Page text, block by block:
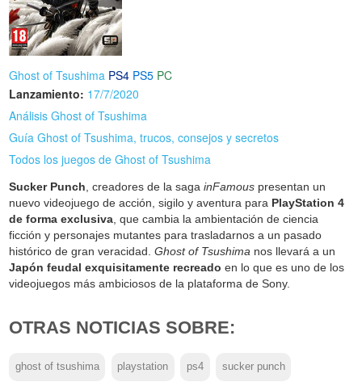
Ghost of Tsushima PS4 PS5 PC
Lanzamiento: 17/7/2020
Análisis Ghost of Tsushima
Guía Ghost of Tsushima, trucos, consejos y secretos
Todos los juegos de Ghost of Tsushima
Sucker Punch, creadores de la sagainFamous presentan un
nuevo videojuego de acción, sigilo y aventura para PlayStation 4
de forma exclusiva, que cambia la ambientación de ciencia
ficción y personajes mutantes para trasladarnos a un pasado
histórico de gran veracidad.Ghost of Tsushima nos llevará a un
Japón feudal exquisitamente recreado en lo que es uno de los
videojuegos más ambiciosos de la plataforma de Sony.
OTRAS NOTICIAS SOBRE:
ghost of tsushima playstation ps4 sucker punch